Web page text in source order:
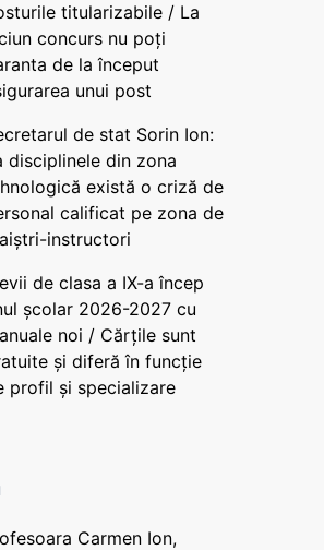
titularizabile / La
concurs nu poți
de la început
unui post
de stat Sorin Ion:
disciplinele din zona
există o criză de
calificat pe zona de
instructori
de clasa a IX-a încep
școlar 2026-2027 cu
noi / Cărțile sunt
și diferă în funcție
profil și specializare
Carmen Ion,